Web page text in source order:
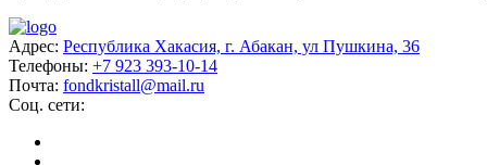
Адрес: Республика Хакасия, г. Абакан, ул Пушкина, 36
Телефоны: +7 923 393-10-14
Почта: fondkristall@mail.ru
Соц. сети: